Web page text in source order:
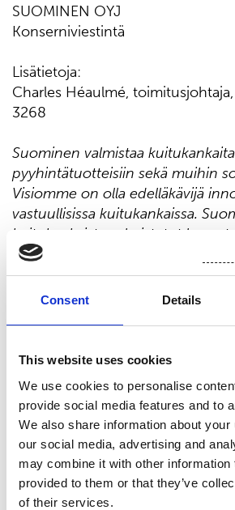
Consent Details
This website uses cookies
We use cookies to personalise
provide social media features and to
We also share information about
our social media, advertising and
may combine it with other information
provided to them or that they’ve
of their services.
SUOMINEN OYJ
Konserniviestintä
Lisätietoja:
Charles Héaulmé,
3268
Suominen valmistaa
pyyhintätuotteisiin sekä muihin
Visiomme on olla edelläkävijä
vastuullisissa kuitukankaissa.
kuitukankaista valmistetut
esimerkiksi kosteuspyyhkeet,
haavataitokset, ovat läsnä
elämässä ympäri maailmaa.
ja Etelä-Amerikassa. Suomisen
Jakelu:
Nasdaq Helsinki
Keskeiset tiedotusvälineet
www.suominen.fi